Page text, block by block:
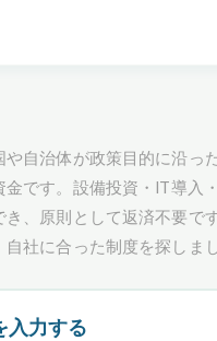
や自治体が政策目的に沿っ
金です。設備投資・IT導入
き、原則として返済不要で
社に合った制度を探しまし
入力する